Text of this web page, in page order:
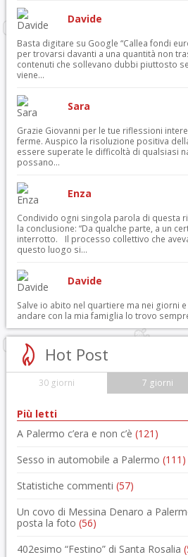
Davide
Basta digitare su Google “Callea fondi
per trovarsi davanti a una quantità non
contenuti che sollevano dubbi piuttosto
viene...
Sara
Grazie Giovanni per le tue riflessioni
ferme. Auspico la risoluzione positiva
essere superate le difficoltà di qualsiasi
possano...
Enza
Condivido ogni singola parola di questa
la conclusione: “Da qualche parte, a un
interrotto. Il processo collettivo che
questo luogo si...
Davide
Salve io abito nel quartiere ma nei giorni
andare con la mia famiglia lo trovo
Hot Post
30 giorni 7 giorni
Più letti
A Palermo c’era e non c’è (121)
Sesso in automobile a Palermo (111)
Statistiche commenti (57)
Un covo di Messina Denaro a
posta la foto (56)
402esimo “Festino” di Santa Rosalia